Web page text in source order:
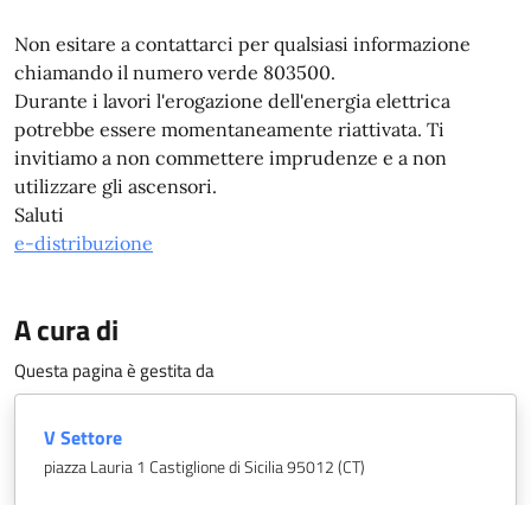
Non esitare a contattarci per qualsiasi informazione
chiamando il numero verde 803500.
Durante i lavori l'erogazione dell'energia elettrica
potrebbe essere momentaneamente riattivata. Ti
invitiamo a non commettere imprudenze e a non
utilizzare gli ascensori.
Saluti
e-distribuzione
A cura di
Questa pagina è gestita da
V Settore
piazza Lauria 1 Castiglione di Sicilia 95012 (CT)